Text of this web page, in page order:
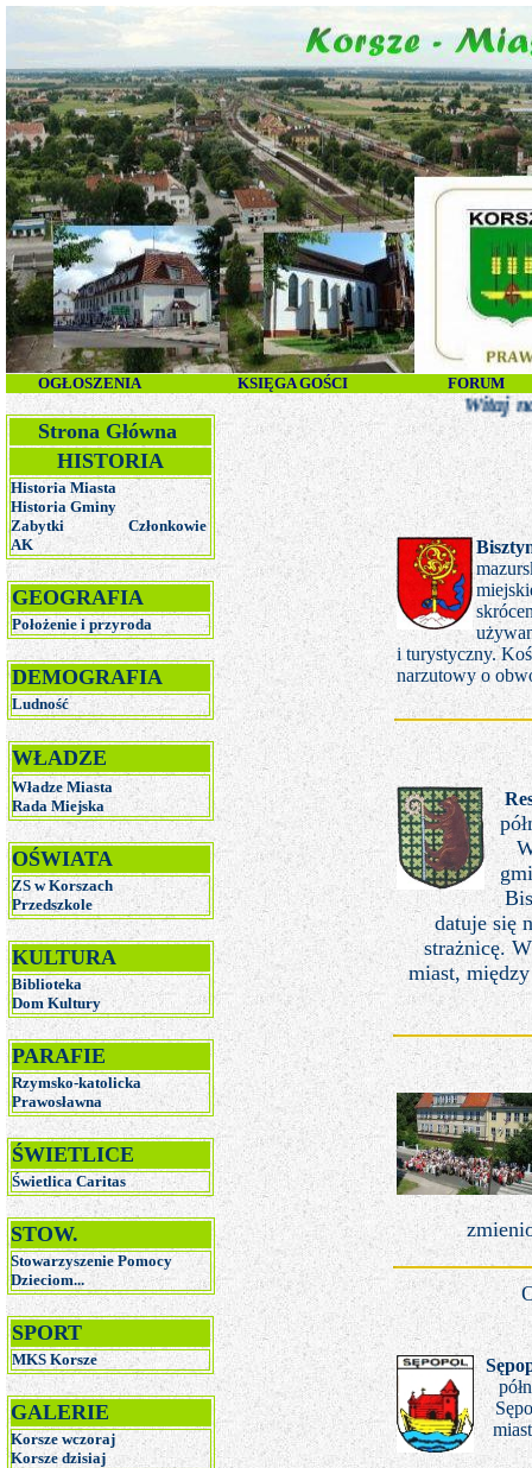
OGŁOSZENIA KSIĘGA GOŚCI FORUM
Strona Główna
HISTORIA
Historia Miasta
Historia Gminy
Zabytki
Członkowie
AK
GEOGRAFIA
Położenie i przyroda
DEMOGRAFIA
Ludność
WŁADZE
Władze Miasta
Rada Miejska
OŚWIATA
ZS w Korszach
Przedszkole
KULTURA
Biblioteka
Dom Kultury
PARAFIE
Rzymsko-katolicka
Prawosławna
ŚWIETLICE
Świetlica Caritas
STOW.
Stowarzyszenie Pomocy
Dzieciom...
SPORT
MKS Korsze
GALERIE
Korsze wczoraj
Korsze dzisiaj
Witaj na
i turystyczny.
narzutowy o
datuje się
strażnicę.
miast,